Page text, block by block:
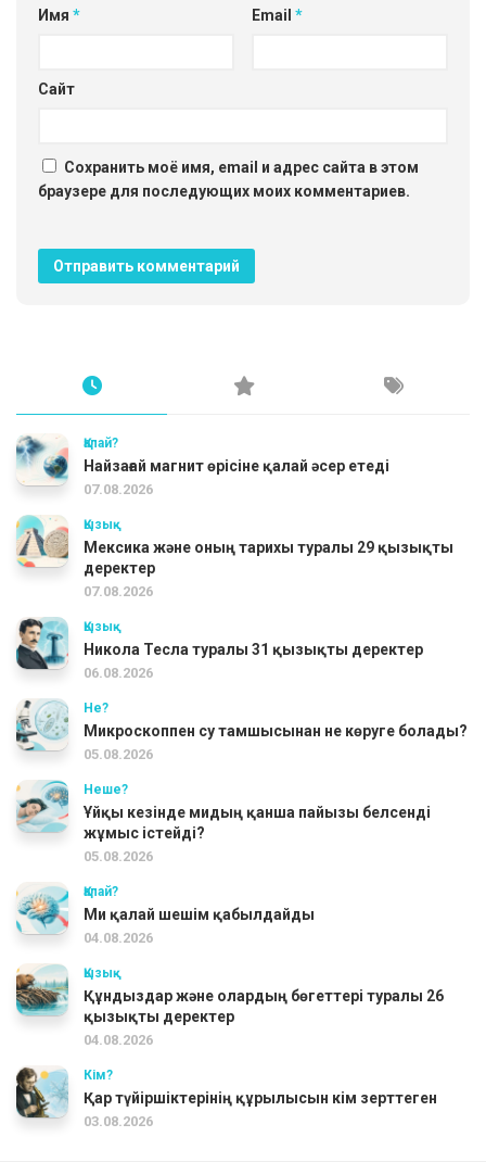
Имя * Email *
Сайт
Сохранить моё имя, email и адрес сайта в этом
браузере для последующих моих комментариев.
Қалай?
Найзағай магнит өрісіне қалай әсер етеді
07.08.2026
Қызық
Мексика және оның тарихы туралы 29 қызықты
деректер
07.08.2026
Қызық
Никола Тесла туралы 31 қызықты деректер
06.08.2026
Не?
Микроскоппен су тамшысынан не көруге болады?
05.08.2026
Неше?
Ұйқы кезінде мидың қанша пайызы белсенді
жұмыс істейді?
05.08.2026
Қалай?
Ми қалай шешім қабылдайды
04.08.2026
Қызық
Құндыздар және олардың бөгеттері туралы 26
қызықты деректер
04.08.2026
Кім?
Қар түйіршіктерінің құрылысын кім зерттеген
03.08.2026